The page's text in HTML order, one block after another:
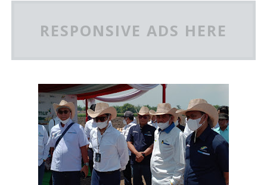
RESPONSIVE ADS HERE